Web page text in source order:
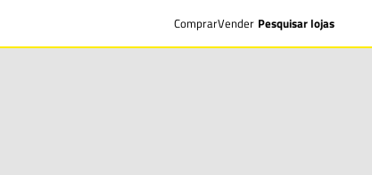
ComprarVender Pesquisar lojas